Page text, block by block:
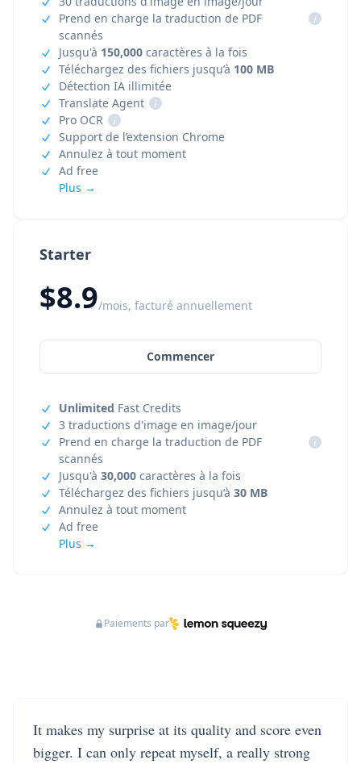
Starter
$8.9/mois, facturé annuellement
Commencer
Unlimited Fast Credits
3 traductions d'image en image/jour
Prend en charge la traduction de PDF
scannés
i
Jusqu'à 30,000 caractères à la fois
Téléchargez des fichiers jusqu’à 30 MB
Annulez à tout moment
Ad free
Plus →
Prend en charge la traduction de PDF
scannés
i
Jusqu'à 150,000 caractères à la fois
Téléchargez des fichiers jusqu’à 100 MB
Détection IA illimitée
Translate Agent
i
Pro OCR
i
Support de l’extension Chrome
Annulez à tout moment
Ad free
Plus →
Paiements par
It makes my surprise at its quality and score even
bigger. I can only repeat myself, a really strong